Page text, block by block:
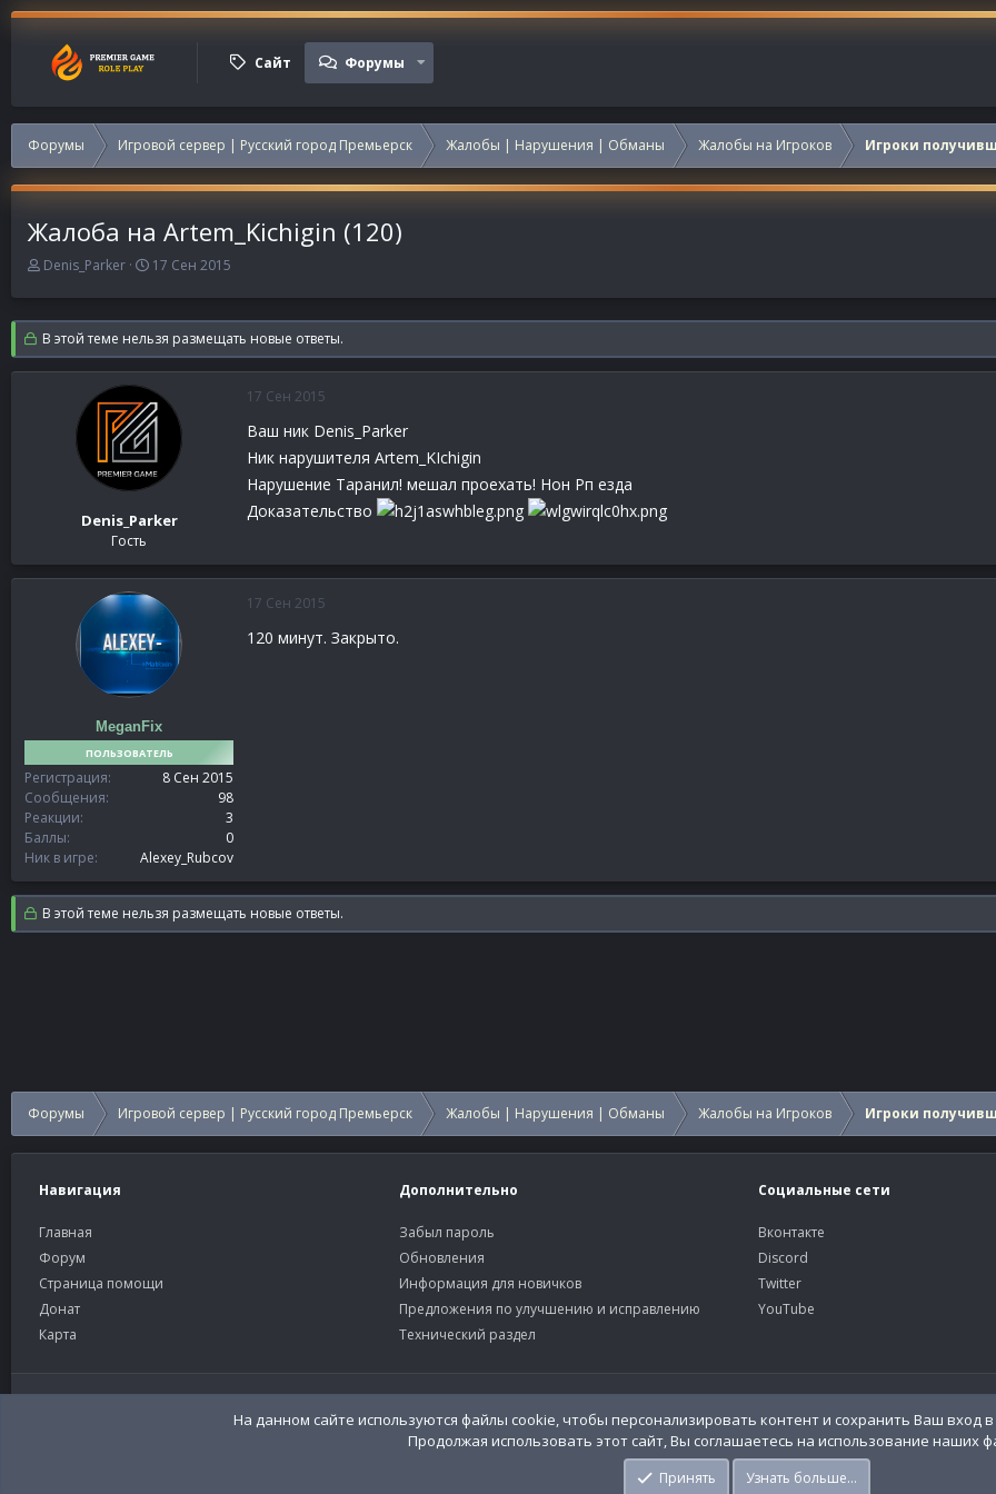
Сайт Форумы
Форумы Игровой сервер | Русский город Премьерск Жалобы | Нарушения | Обманы Жалобы на Игроков Игроки
Жалоба на Artem_Kichigin (120)
А
т
о
р
т
Denis_Parker
Д
т
а
н
а
а
л
17 Сен 2015
В этой теме нельзя размещать новые ответы.
Denis_Parker
Гость
17 Сен 2015
Ваш ник Denis_Parker
Ник нарушителя Artem_KIchigin
Нарушение Таранил! мешал проехать! Нон Рп езда
Доказательство
MeganFix
ПОЛЬЗОВАТЕЛЬ
Регистрация
8 Сен 2015
Сообщения
98
Реакции
3
Баллы
0
Ник в игре
Alexey_Rubcov
17 Сен 2015
120 минут. Закрыто.
В этой теме нельзя размещать новые ответы.
Форумы Игровой сервер | Русский город Премьерск Жалобы | Нарушения | Обманы Жалобы на Игроков Игроки
Навигация
Главная
Форум
Страница помощи
Донат
Карта
Дополнительно
Забыл пароль
Обновления
Информация для новичков
Предложения по улучшению и исправлению
Технический раздел
Социальные сети
Вконтакте
Discord
Twitter
YouTube
Russian (RU)
На данном сайте используются файлы cookie, чтобы персонализировать контент и сохранить Ваш вход в
Продолжая использовать этот сайт, Вы соглашаетесь на использование наших
Принять Узнать больше…